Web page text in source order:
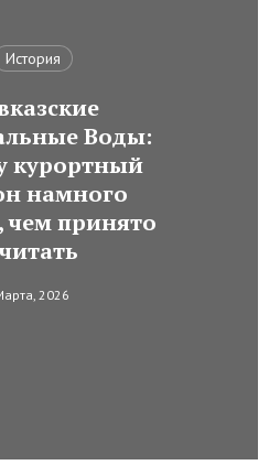
История
Воды:
курортный
намного
чем принято
2026